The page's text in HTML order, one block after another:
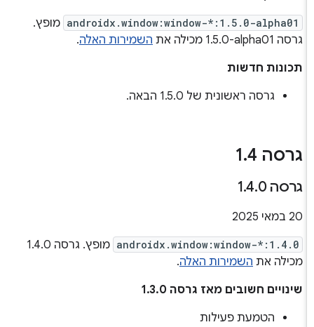
androidx.window:window-*:1.5.0-alpha01 מופץ.
גרסה ‎1.5.0-alpha01 מכילה את
השמירות האלה.
תכונות חדשות
גרסה ראשונית של 1.5.0 הבאה.
גרסה 1 .4
גרסה 1 .4.0
‫20 במאי 2025
androidx.window:window-*:1.4.0
מופץ. גרסה 1.4.0
מכילה אתהשמירות האלה.
שינויים חשובים מאז גרסה 1.3.0
הטמעת פעילות